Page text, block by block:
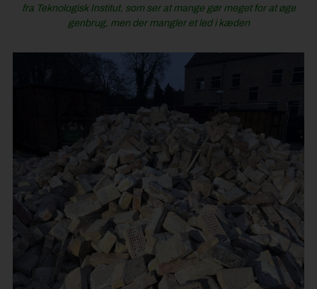
fra Teknologisk Institut, som ser at mange gør meget for at øge
genbrug, men der mangler et led i kæden